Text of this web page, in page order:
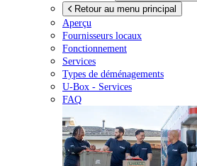
Retour au menu principal
Aperçu
Fournisseurs locaux
Fonctionnement
Services
Types de déménagements
U-Box - Services
FAQ